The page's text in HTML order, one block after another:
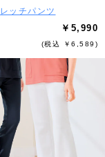
レッチパンツ
￥5,990
(税込 ￥6,589)